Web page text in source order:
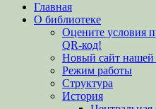
вверх
Главная
О библиотеке
Оцените условия
QR-код!
Новый сайт нашей
Режим работы
Структура
История